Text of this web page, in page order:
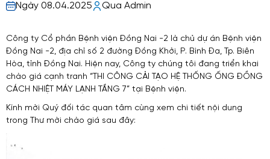
Ngày 08.04.2025 Qua Admin
Công ty Cổ phần Bệnh viện Đồng Nai -2 là chủ dự án Bệnh viện
Đồng Nai -2, địa chỉ số 2 đường Đồng Khởi, P. Bình Đa, Tp. Biên
Hòa, tỉnh Đồng Nai. Hiện nay, Công ty chúng tôi đang triển khai
chào giá cạnh tranh “THI CÔNG CẢI TẠO HỆ THỐNG ỐNG ĐỒNG
CÁCH NHIỆT MÁY LẠNH TẦNG 7” tại Bệnh viện.
Kính mời Quý đối tác quan tâm cùng xem chi tiết nội dung
trong Thư mời chào giá sau đây: